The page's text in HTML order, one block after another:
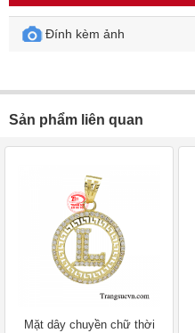
Đính kèm ảnh
Sản phẩm liên quan
Mặt dây chuyền chữ thời